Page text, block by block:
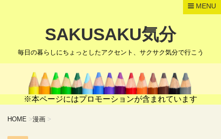
MENU
SAKUSAKU気分
毎日の暮らしにちょっとしたアクセント、サクサク気分で行こう
※本ページにはプロモーションが含まれています
HOME >漫画 >